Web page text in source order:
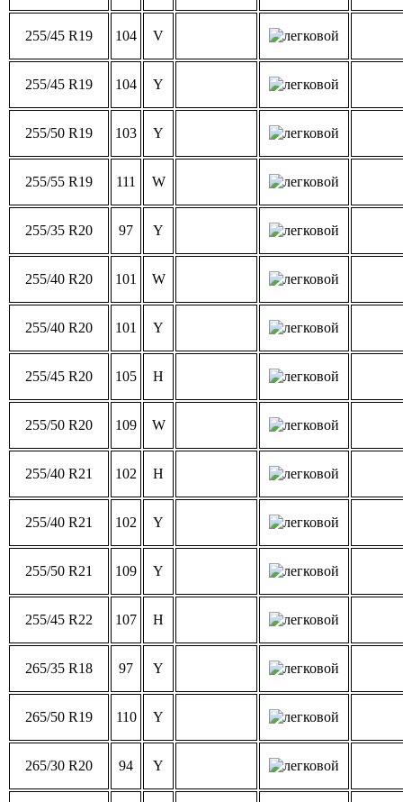
255/45 R19 104 V
255/45 R19 104 Y
255/50 R19 103 Y
255/55 R19 111 W
255/35 R20 97 Y
255/40 R20 101 W
255/40 R20 101 Y
255/45 R20 105 H
255/50 R20 109 W
255/40 R21 102 H
255/40 R21 102 Y
255/50 R21 109 Y
255/45 R22 107 H
265/35 R18 97 Y
265/50 R19 110 Y
265/30 R20 94 Y